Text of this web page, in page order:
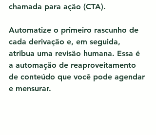
chamada para ação (CTA).
Automatize o primeiro rascunho de
cada derivação e, em seguida,
atribua uma revisão humana. Essa é
a automação de reaproveitamento
de conteúdo que você pode agendar
e mensurar.